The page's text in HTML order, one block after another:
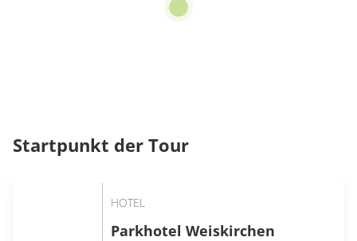
Startpunkt der Tour
HOTEL
Parkhotel Weiskirchen